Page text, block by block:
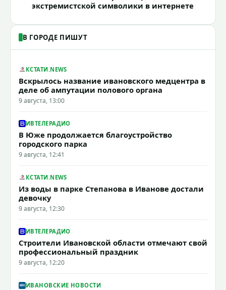
экстремистской символики в интернете
В ГОРОДЕ ПИШУТ
КСТАТИ.NEWS
Вскрылось название ивановского медцентра в
деле об ампутации полового органа
9 августа, 13:00
ИВТЕЛЕРАДИО
В Юже продолжается благоустройство
городского парка
9 августа, 12:41
КСТАТИ.NEWS
Из воды в парке Степанова в Иванове достали
девочку
9 августа, 12:30
ИВТЕЛЕРАДИО
Строители Ивановской области отмечают свой
профессиональный праздник
9 августа, 12:20
ИВАНОВСКИЕ НОВОСТИ